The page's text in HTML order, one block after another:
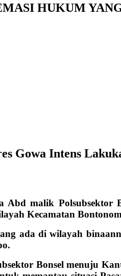
HUKUM
Gowa Intens
malik Polsubsektor
Kecamatan
ada di wilayah
Bonsel menuju